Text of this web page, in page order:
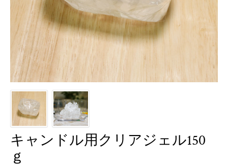
キャンドル用クリアジェル150
ｇ